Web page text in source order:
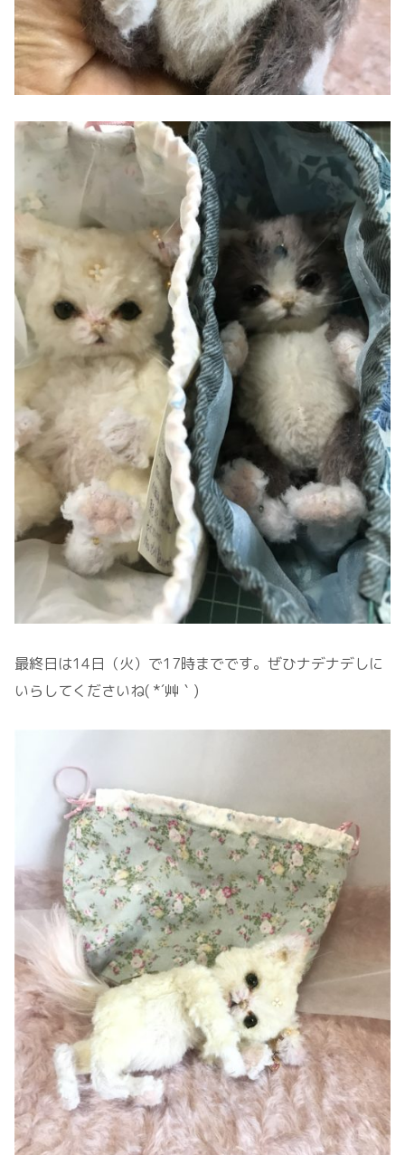
最終日は14日（火）で17時までです。ぜひナデナデしに
いらしてくださいね( *´艸｀)